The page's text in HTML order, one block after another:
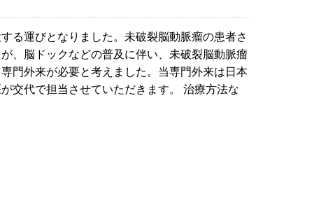
る運びとなりました。未破裂脳動脈瘤の患者さ
、脳ドックなどの普及に伴い、未破裂脳動脈瘤
門外来が必要と考えました。当専門外来は日本
交代で担当させていただきます。 治療方法な